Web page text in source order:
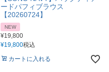
ードパフィブラウス
【20260724】
NEW
¥19,800
¥19,800税込
カートに入れる